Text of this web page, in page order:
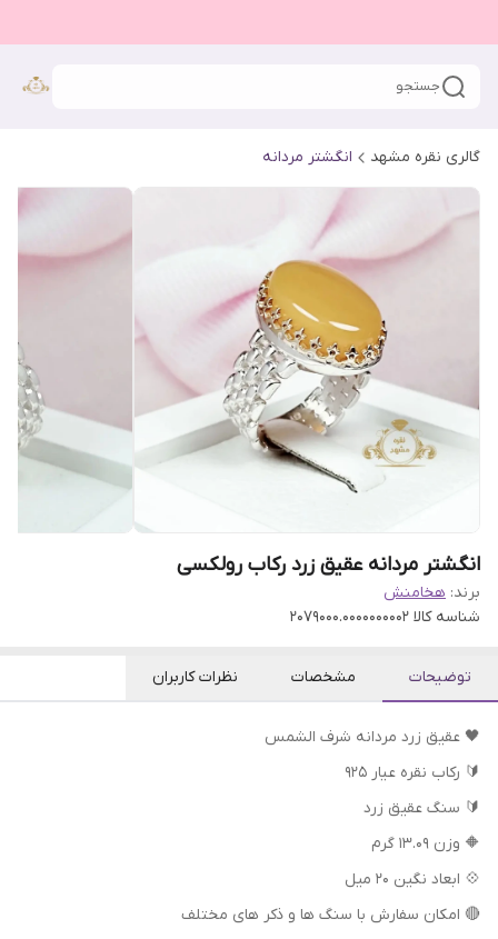
جستجو
گالری نقره مشهد انگشتر مردانه
انگشتر مردانه عقیق زرد رکاب رولکسی
برند: هخامنش
شناسه کالا 2079000.0000000002
توضیحات مشخصات نظرات کاربران
🖤 عقیق زرد مردانه شرف الشمس
🔰 رکاب نقره عیار ۹۲۵
🔰 سنگ عقیق زرد
🔶 وزن ۱۳.۰۹ گرم
💠 ابعاد نگین ۲۰ میل
🔴 امکان سفارش با سنگ ها و ذکر های مختلف